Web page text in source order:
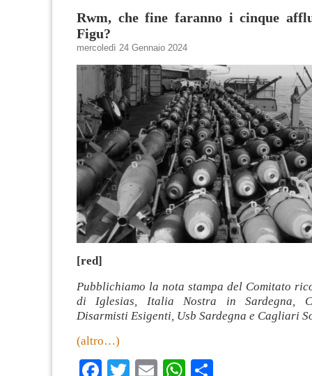
Rwm, che fine faranno i cinque
Figu?
mercoledì 24 Gennaio 2024
[red]
Pubblichiamo la nota stampa del Comitato
di Iglesias, Italia Nostra in Sardegna,
Disarmisti Esigenti, Usb Sardegna e Cagliari
(altro…)
Facebook
TwitterEmailWhatsApp